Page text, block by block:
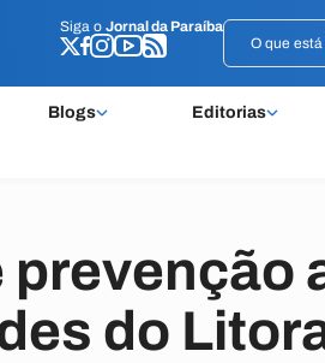
Siga o Jornal da Paraíba
Blogs Editorias
Siga o Jornal da Paraíba
prevenção
do